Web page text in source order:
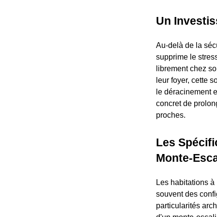
Un
Au-delà de la
supprime le
librement chez
leur foyer, cette
le déracinement
concret de
proches.
Les
Monte-
Les habitations
souvent des
particularités